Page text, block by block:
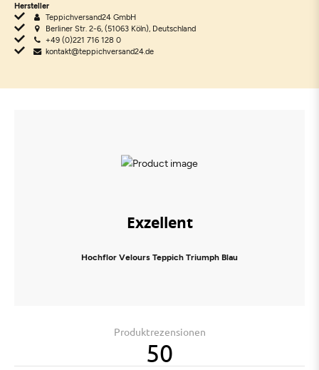
Hersteller
Teppichversand24 GmbH
Berliner Str. 2-6, (51063 Köln), Deutschland
+49 (0)221 716 128 0
kontakt@teppichversand24.de
Exzellent
Hochflor Velours Teppich Triumph Blau
Produktrezensionen
50